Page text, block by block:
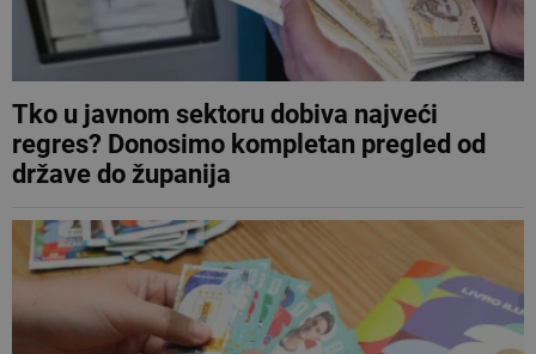
Tko u javnom sektoru dobiva najveći
regres? Donosimo kompletan pregled od
države do županija